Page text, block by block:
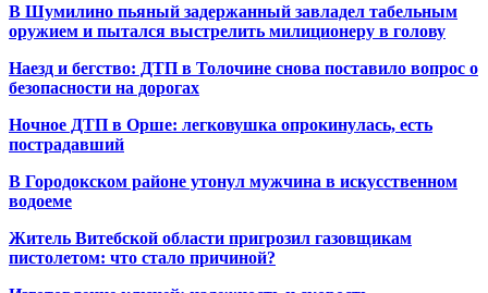
В Шумилино пьяный задержанный завладел табельным
оружием и пытался выстрелить милиционеру в голову
Наезд и бегство: ДТП в Толочине снова поставило вопрос о
безопасности на дорогах
Ночное ДТП в Орше: легковушка опрокинулась, есть
пострадавший
В Городокском районе утонул мужчина в искусственном
водоеме
Житель Витебской области пригрозил газовщикам
пистолетом: что стало причиной?